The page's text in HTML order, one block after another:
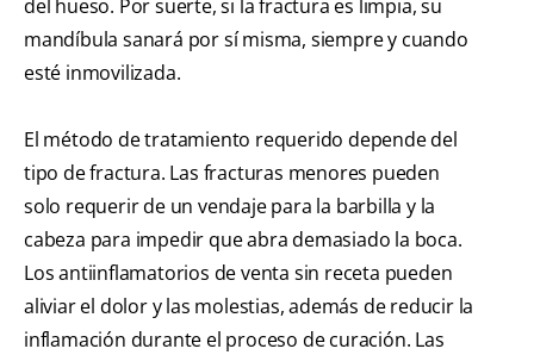
del hueso. Por suerte, si la fractura es limpia, su
mandíbula sanará por sí misma, siempre y cuando
esté inmovilizada.
El método de tratamiento requerido depende del
tipo de fractura. Las fracturas menores pueden
solo requerir de un vendaje para la barbilla y la
cabeza para impedir que abra demasiado la boca.
Los antiinflamatorios de venta sin receta pueden
aliviar el dolor y las molestias, además de reducir la
inflamación durante el proceso de curación. Las